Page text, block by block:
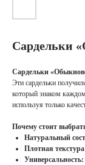
Сардельки
Сардельки
Эти сардельки
который знаком
используя только
Почему стоит
Натуральный
Плотная текстура
Универсальность: